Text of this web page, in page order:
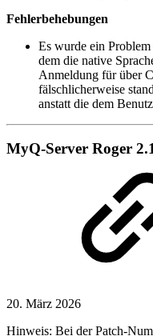
Fehlerbehebungen
Es wurde ein
dem die native
Anmeldung für über
fälschlicherweise
anstatt die dem
MyQ-Server Roger
20. März 2026
Hinweis: Bei der Patch-